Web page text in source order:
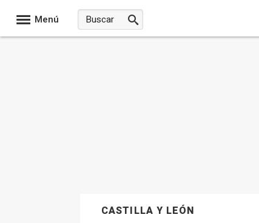
Menú
CASTILLA Y LEÓN